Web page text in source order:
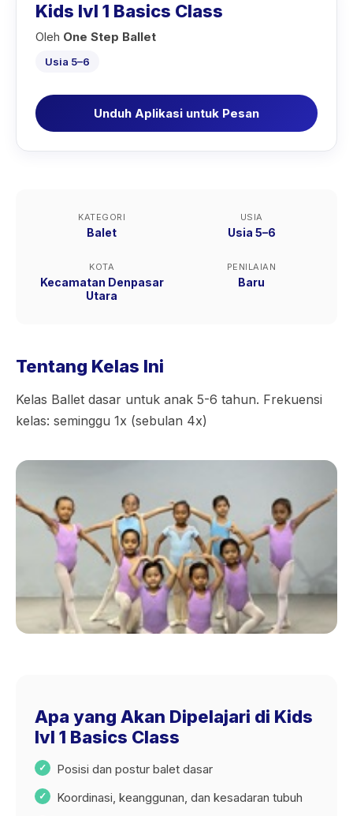
Kids lvl 1 Basics Class
Oleh One Step Ballet
Usia 5–6
Unduh Aplikasi untuk Pesan
KATEGORI
Balet
USIA
Usia 5–6
KOTA
Kecamatan Denpasar
Utara
PENILAIAN
Baru
Tentang Kelas Ini
Kelas Ballet dasar untuk anak 5-6 tahun. Frekuensi
kelas: seminggu 1x (sebulan 4x)
Apa yang Akan Dipelajari di Kids
lvl 1 Basics Class
Posisi dan postur balet dasar
Koordinasi, keanggunan, dan kesadaran tubuh